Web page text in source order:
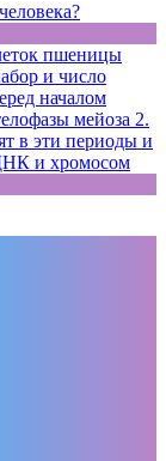
пшеницы
и число
началом
мейоза 2.
в эти периоды и
и хромосом